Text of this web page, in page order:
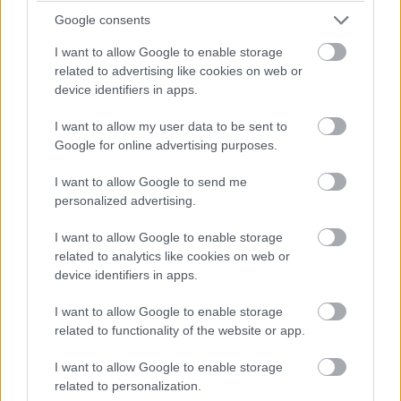
Google consents
I want to allow Google to enable storage
related to advertising like cookies on web or
device identifiers in apps.
I want to allow my user data to be sent to
Google for online advertising purposes.
I want to allow Google to send me
personalized advertising.
I want to allow Google to enable storage
related to analytics like cookies on web or
device identifiers in apps.
I want to allow Google to enable storage
related to functionality of the website or app.
I want to allow Google to enable storage
related to personalization.
megfelelő részét, miközben a távfény
folyamatosan bekapcsolt állapotban marad.
- Az aktív parkoló-asszisztens automatikus
kormányzással és fékezéssel manőverez be az
úttal párhuzamos és merőleges üres helyre.
- A táblafelismerő rendszer már nemcsak a
sebességkorlátozásokat ismeri fel, hanem az
előzési tilalmat és a megfelelő feloldó táblákat
is. Megfelelően kitáblázott behajtási tilalomra
optikai és akusztikai figyelmeztetést ad.
- A 360 fokos kamera a jármű mind a négy
oldalát figyeli, és homogén körlátást ad
virtuális madártávlatból - mintha felülről
néznénk az autót és közvetlen környezetét.
Parkoláskor és manőverezéskor dinamikus